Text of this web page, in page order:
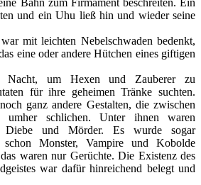
und ein Uhu ließ hin und wieder seine
mit leichten Nebelschwaden bedenkt,
eine oder andere Hütchen eines giftigen
Nacht, um Hexen und Zauberer zu
für ihre geheimen Tränke suchten.
ganz andere Gestalten, die zwischen
umher schlichen. Unter ihnen waren
Diebe und Mörder. Es wurde sogar
schon Monster, Vampire und Kobolde
waren nur Gerüchte. Die Existenz des
war dafür hinreichend belegt und